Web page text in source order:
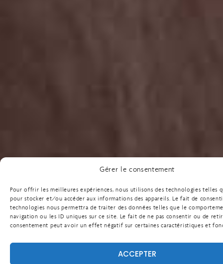
Gérer le consentement
Pour offrir les meilleures expériences, nous utilisons des technologies telles
pour stocker et/ou accéder aux informations des appareils. Le fait de
technologies nous permettra de traiter des données telles que le
navigation ou les ID uniques sur ce site. Le fait de ne pas consentir ou de
consentement peut avoir un effet négatif sur certaines caractéristiques et
ACCEPTER